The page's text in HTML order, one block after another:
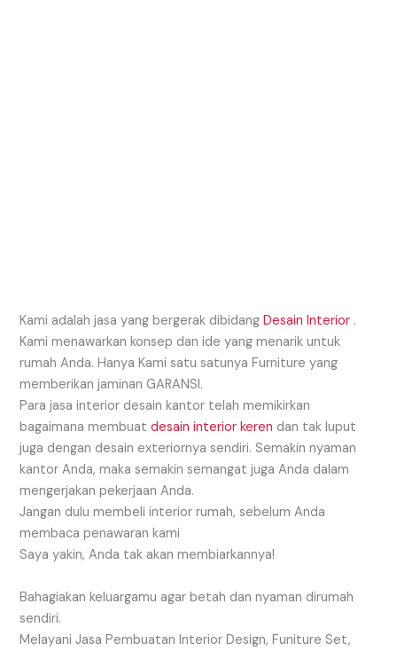
Kami adalah jasa yang bergerak dibidangDesain Interior .
Kami menawarkan konsep dan ide yang menarik untuk
rumah Anda. Hanya Kami satu satunya Furniture yang
memberikan jaminan GARANSI.
Para jasa interior desain kantor telah memikirkan
bagaimana membuatdesain interior keren dan tak luput
juga dengan desain exteriornya sendiri. Semakin nyaman
kantor Anda, maka semakin semangat juga Anda dalam
mengerjakan pekerjaan Anda.
Jangan dulu membeli interior rumah, sebelum Anda
membaca penawaran kami
Saya yakin, Anda tak akan membiarkannya!
Bahagiakan keluargamu agar betah dan nyaman dirumah
sendiri.
Melayani Jasa Pembuatan Interior Design, Funiture Set,